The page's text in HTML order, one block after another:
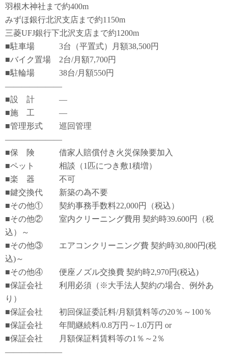
羽根木神社まで約400m
みずほ銀行北沢支店まで約1150m
三菱UFJ銀行下北沢支店まで約1200m
■駐車場 3台（平置式）月額38,500円
■バイク置場 2台/月額7,700円
■駐輪場 38台/月額550円
―――――――
■設 計 ―
■施 工 ―
■管理形式 巡回管理
―――――――
■保 険 借家人賠償付き火災保険要加入
■ペット 相談（1匹につき敷1積増）
■楽 器 不可
■鍵交換代 新築の為不要
■その他① 契約事務手数料22,000円（税込）
■その他② 室内クリーニング費用 契約時39.600円（税
込）～
■その他③ エアコンクリーニング費 契約時30,800円(税
込)～
■その他④ 便座ノズル交換費 契約時2,970円(税込)
■保証会社 利用必須（※大手法人契約の場合、例外あ
り）
■保証会社 初回保証委託料/月額賃料等の20％～100％
■保証会社 年間継続料/0.8万円～1.0万円 or
■保証会社 月額保証料賃料等の1％～2％
―――――――